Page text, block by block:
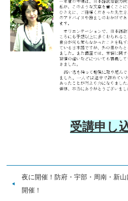
受講申し
夜に開催！防府・宇部・周南・新
開催！